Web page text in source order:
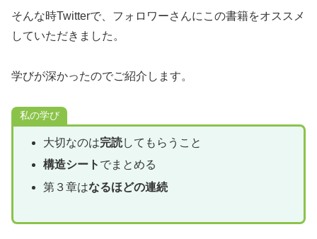
そんな時Twitterで、フォロワーさんにこの書籍をオススメ
していただきました。
学びが深かったのでご紹介します。
私の学び
大切なのは完読してもらうこと
構造シート でまとめる
第３章はなるほどの連続